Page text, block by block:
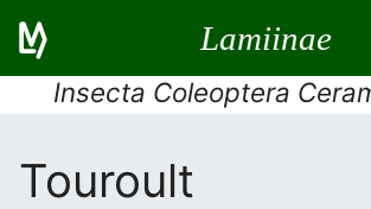
Lamiinae
Insecta Coleoptera
Touroult